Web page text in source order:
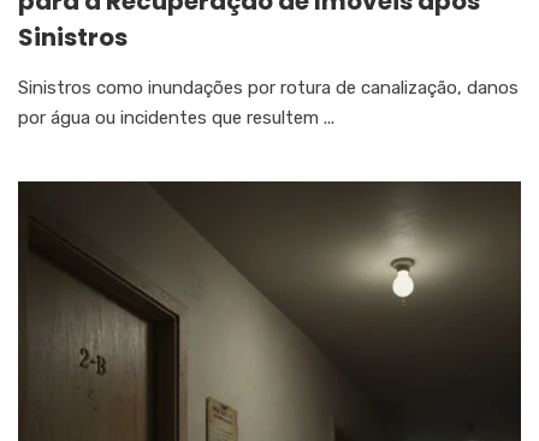
Sinistros
Sinistros como inundações por rotura de canalização, danos
por água ou incidentes que resultem ...